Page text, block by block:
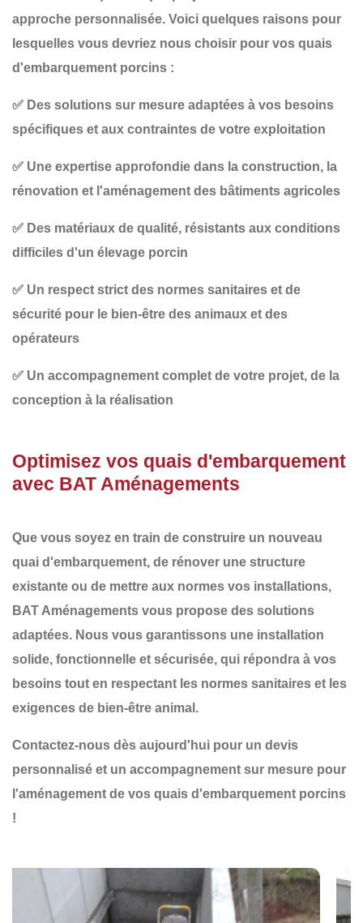
approche personnalisée. Voici quelques raisons pour
lesquelles vous devriez nous choisir pour vos quais
d'embarquement porcins :
✅ Des solutions sur mesure adaptées à vos besoins
spécifiques et aux contraintes de votre exploitation
✅ Une expertise approfondie dans la construction, la
rénovation et l'aménagement des bâtiments agricoles
✅ Des matériaux de qualité, résistants aux conditions
difficiles d'un élevage porcin
✅ Un respect strict des normes sanitaires et de
sécurité pour le bien-être des animaux et des
opérateurs
✅ Un accompagnement complet de votre projet, de la
conception à la réalisation
Optimisez vos quais d'embarquement
avec BAT Aménagements
Que vous soyez en train de construire un nouveau
quai d'embarquement, de rénover une structure
existante ou de mettre aux normes vos installations,
BAT Aménagements vous propose des solutions
adaptées. Nous vous garantissons une installation
solide, fonctionnelle et sécurisée, qui répondra à vos
besoins tout en respectant les normes sanitaires et les
exigences de bien-être animal.
Contactez-nous dès aujourd'hui pour un devis
personnalisé et un accompagnement sur mesure pour
l'aménagement de vos quais d'embarquement porcins
!